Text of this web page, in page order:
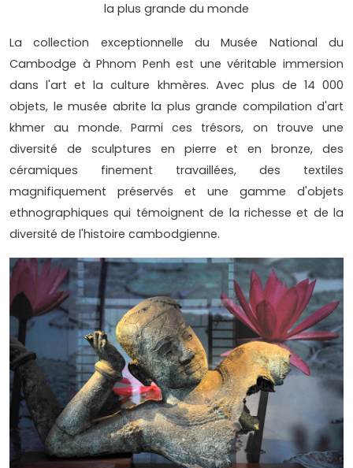
la plus grande du monde
La collection exceptionnelle du Musée National du
Cambodge à Phnom Penh est une véritable immersion
dans l'art et la culture khmères. Avec plus de 14 000
objets, le musée abrite la plus grande compilation d'art
khmer au monde. Parmi ces trésors, on trouve une
diversité de sculptures en pierre et en bronze, des
céramiques finement travaillées, des textiles
magnifiquement préservés et une gamme d'objets
ethnographiques qui témoignent de la richesse et de la
diversité de l'histoire cambodgienne.